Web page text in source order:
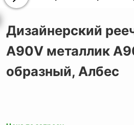
Дизайнерский
A90V металлик
образный, Албес